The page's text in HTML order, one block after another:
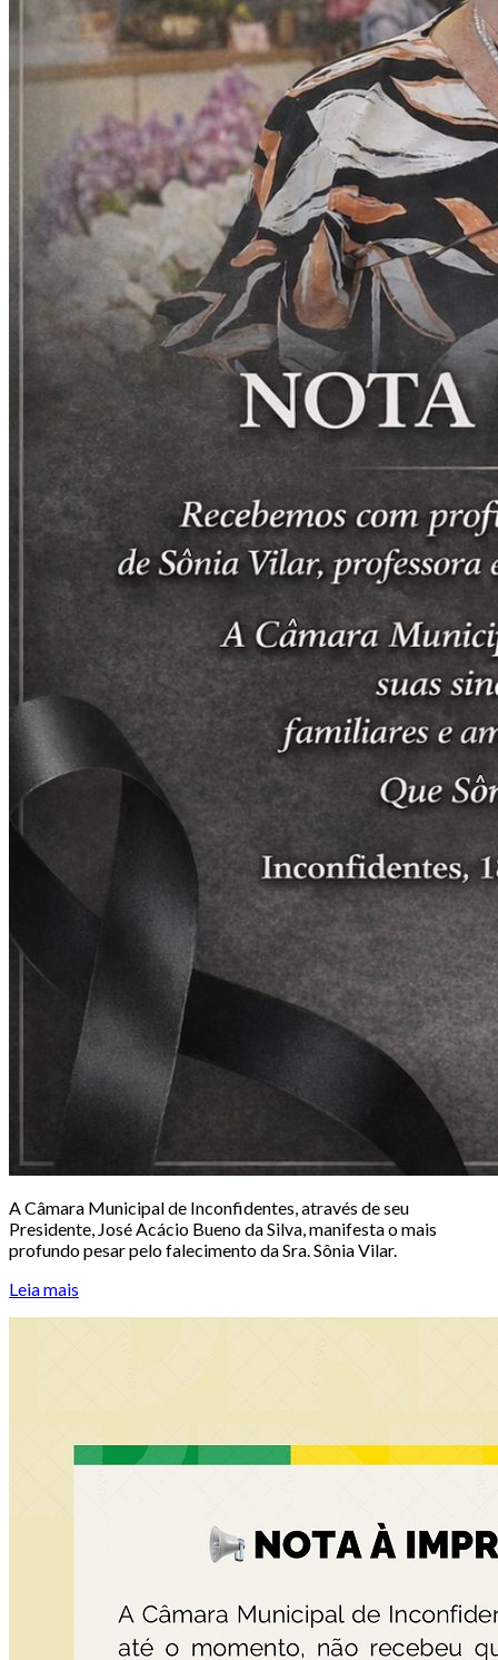
A Câmara Municipal de Inconfidentes, através de seu
Presidente, José Acácio Bueno da Silva, manifesta o mais
profundo pesar pelo falecimento da Sra. Sônia Vilar.
Leia mais